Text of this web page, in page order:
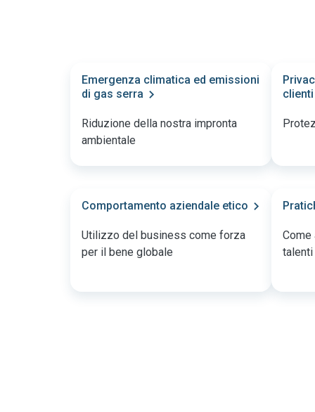
Emergenza climatica ed emissioni
di gas serra
Riduzione della nostra impronta
ambientale
clienti
Comportamento aziendale etico
Utilizzo del business come forza
per il bene globale
talenti